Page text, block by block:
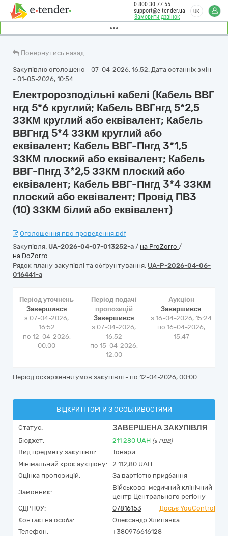
Замовити дзвінок
0 800 30 77 55
support@e-tender.ua
UK
Повернутись назад
Закупівлю оголошено - 07-04-2026, 16:52. Дата останніх змін
- 01-05-2026, 10:54
Електророзподільні кабелі (Кабель ВВГ
нгд 5*6 круглий; Кабель ВВГнгд 5*2,5
ЗЗКМ круглий або еквівалент; Кабель
ВВГнгд 5*4 ЗЗКМ круглий або
еквівалент; Кабель ВВГ-Пнгд 3*1,5
ЗЗКМ плоский або еквівалент; Кабель
ВВГ-Пнгд 3*2,5 ЗЗКМ плоский або
еквівалент; Кабель ВВГ-Пнгд 3*4 ЗЗКМ
плоский або еквівалент; Провід ПВ3
(10) ЗЗКМ білий або еквівалент)
Оголошення про проведення.pdf
Закупівля: UA-2026-04-07-013252-a / на ProZorro /
на DoZorro
Рядок плану закупівлі та обґрунтування: UA-P-2026-04-06-
016441-a
Період уточнень
Завершився
з 07-04-2026,
16:52
по 12-04-2026,
00:00
Період подачі
пропозицій
Завершився
з 07-04-2026,
16:52
по 15-04-2026,
12:00
Аукціон
Завершився
з16-04-2026, 15:24
по16-04-2026,
15:47
Період оскарження умов закупівлі - по 12-04-2026, 00:00
ВІДКРИТІ ТОРГИ З ОСОБЛИВОСТЯМИ
Статус: ЗАВЕРШЕНА ЗАКУПІВЛЯ
Бюджет: 211 280 UAH (з ПДВ)
Вид предмету закупівлі:
Товари
Мінімальний крок аукціону:
2 112,80 UAH
Оцінка пропозицій:
За вартістю придбання
Замовник:
Військово-медичний клінічний
центр Центрального регіону
ЄДРПОУ:
07816153
Досьє YouControl
Контактна особа:
Олександр Хлипавка
Телефон:
+380976616128